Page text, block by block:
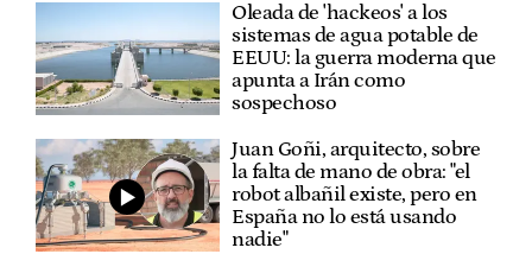
Oleada de 'hackeos' a los
sistemas de agua potable de
EEUU: la guerra moderna que
apunta a Irán como
sospechoso
Juan Goñi, arquitecto, sobre
la falta de mano de obra: "el
robot albañil existe, pero en
España no lo está usando
nadie"